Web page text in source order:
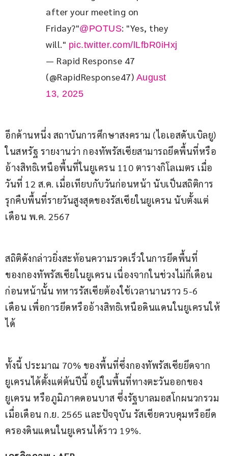
after your meeting on
Friday?"@POTUS: "Yes, they
will." pic.twitter.com/lLfbR0iHxj
— Rapid Response 47
(@RapidResponse47) August
13, 2025
อีกด้านหนึ่ง สถาบันการศึกษาสงคราม (ไอเอสดับเบิลยู)
ในสหรัฐ รายงานว่า กองทัพรัสเซียสามารถยึดพื้นที่หรือ
อ้างสิทธิเหนือพื้นที่ในยูเครน 110 ตารางกิโลเมตร เมื่อ
วันที่ 12 ส.ค. เมื่อเทียบกับวันก่อนหน้า นับเป็นสถิติการ
รุกคืบพื้นที่รายวันสูงสุดของรัสเซียในยูเครน นับตั้งแต่
เดือน พ.ค. 2567
สถิติดังกล่าวยิ่งสะท้อนความรวดเร็วในการยึดพื้นที่
ของกองทัพรัสเซียในยูเครน เนื่องจากในช่วงไม่กี่เดือน
ก่อนหน้านั้น ทหารรัสเซียต้องใช้เวลานานราว 5-6
เดือน เพื่อการยึดหรืออ้างสิทธิเหนือดินแดนในยูเครนให้
ได้
ทั้งนี้ ประมาณ 70% ของพื้นที่ซึ่งกองทัพรัสเซียยึดจาก
ยูเครนได้ตั้งแต่ต้นปีนี้ อยู่ในพื้นที่ทางตะวันออกของ
ยูเครน หรือภูมิภาคดอนบาส ซึ่งรัฐบาลมอสโกผนวกรวม
เมื่อเดือน ก.ย. 2565 และปัจจุบัน รัสเซียควบคุมหรือยึด
ครองดินแดนในยูเครนได้ราว 19%.